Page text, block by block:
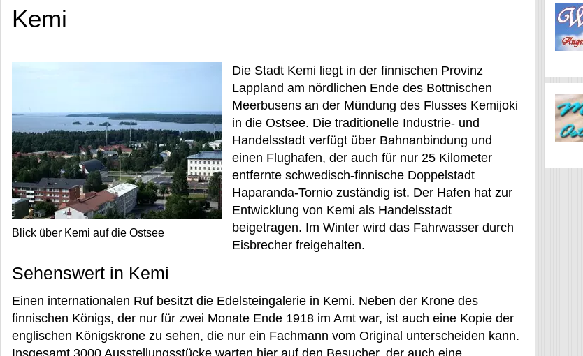
Kemi
Blick über Kemi auf die Ostsee
Die Stadt Kemi liegt in der finnischen Provinz
Lappland am nördlichen Ende des Bottnischen
Meerbusens an der Mündung des Flusses Kemijoki
in die Ostsee. Die traditionelle Industrie- und
Handelsstadt verfügt über Bahnanbindung und
einen Flughafen, der auch für nur 25 Kilometer
entfernte schwedisch-finnische Doppelstadt
Haparanda-Tornio zuständig ist. Der Hafen hat zur
Entwicklung von Kemi als Handelsstadt
beigetragen. Im Winter wird das Fahrwasser durch
Eisbrecher freigehalten.
Sehenswert in Kemi
Einen internationalen Ruf besitzt die Edelsteingalerie in Kemi. Neben der Krone des
finnischen Königs, der nur für zwei Monate Ende 1918 im Amt war, ist auch eine Kopie der
englischen Königskrone zu sehen, die nur ein Fachmann vom Original unterscheiden kann.
Insgesamt 3000 Ausstellungsstücke warten hier auf den Besucher, der auch eine